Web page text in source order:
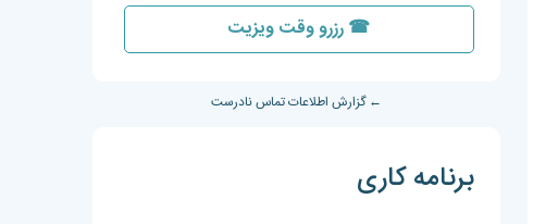
☎ رزرو وقت ویزیت
← گزارش اطلاعات تماس نادرست
برنامه کاری